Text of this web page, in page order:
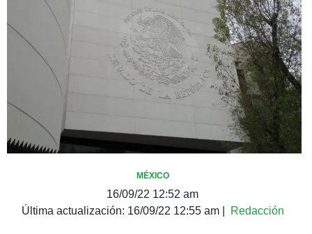
MÉXICO
16/09/22 12:52 am
Última actualización: 16/09/22 12:55 am| Redacción